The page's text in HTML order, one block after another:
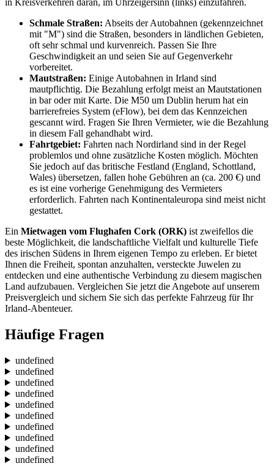
in Kreisverkehren daran, im Uhrzeigersinn (links) einzufahren.
Schmale Straßen: Abseits der Autobahnen (gekennzeichnet
mit "M") sind die Straßen, besonders in ländlichen Gebieten,
oft sehr schmal und kurvenreich. Passen Sie Ihre
Geschwindigkeit an und seien Sie auf Gegenverkehr
vorbereitet.
Mautstraßen: Einige Autobahnen in Irland sind
mautpflichtig. Die Bezahlung erfolgt meist an Mautstationen
in bar oder mit Karte. Die M50 um Dublin herum hat ein
barrierefreies System (eFlow), bei dem das Kennzeichen
gescannt wird. Fragen Sie Ihren Vermieter, wie die Bezahlung
in diesem Fall gehandhabt wird.
Fahrtgebiet: Fahrten nach Nordirland sind in der Regel
problemlos und ohne zusätzliche Kosten möglich. Möchten
Sie jedoch auf das britische Festland (England, Schottland,
Wales) übersetzen, fallen hohe Gebühren an (ca. 200 €) und
es ist eine vorherige Genehmigung des Vermieters
erforderlich. Fahrten nach Kontinentaleuropa sind meist nicht
gestattet.
Ein Mietwagen vom Flughafen Cork (ORK) ist zweifellos die
beste Möglichkeit, die landschaftliche Vielfalt und kulturelle Tiefe
des irischen Südens in Ihrem eigenen Tempo zu erleben. Er bietet
Ihnen die Freiheit, spontan anzuhalten, versteckte Juwelen zu
entdecken und eine authentische Verbindung zu diesem magischen
Land aufzubauen. Vergleichen Sie jetzt die Angebote auf unserem
Preisvergleich und sichern Sie sich das perfekte Fahrzeug für Ihr
Irland-Abenteuer.
Häufige Fragen
undefined
undefined
undefined
undefined
undefined
undefined
undefined
undefined
undefined
undefined